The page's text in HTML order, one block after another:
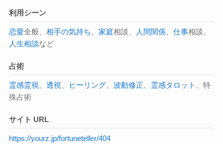
利用シーン
恋愛全般、 相手の気持ち 家庭相談、 人間関係、 仕事相談、
人生相談など
占術
霊感霊視 透視 ヒーリング、 波動修正 霊感タロット
、特
殊占術
サイト URL
https://yourz.jp/fortuneteller/404